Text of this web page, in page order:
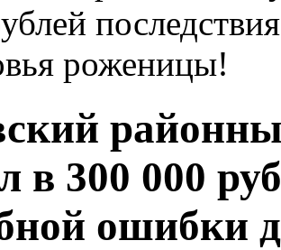
роженицы!
в 300 000
ошибки